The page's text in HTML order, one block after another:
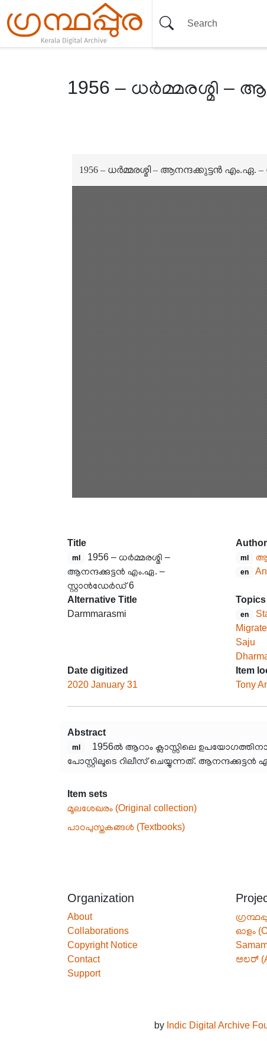
1956 – ധർമ്മരശ്മി –
Title
ml
1956 – ധർമ്മരശ്മി –
ആനന്ദക്കുട്ടൻ എം.ഏ. –
സ്റ്റാൻഡേർഡ് 6
Author
ml
en
Alternative Title
Darmmarasmi
Topics
en
Saju
Date digitized
2020 January 31
Item
Tony
Abstract
ml
1956ൽ ആറാം ക്ലാസ്സിലെ
പോസ്റ്റിലൂടെ റിലീസ് ചെയ്യുന്നത്. ആനന്ദക്കുട്ടൻ
Item sets
മൂലശേഖരം (Original collection)
പാഠപുസ്തകങ്ങൾ (Textbooks)
Organization
About
Collaborations
Copyright Notice
Contact
Support
ഓളം
ಅಲರ್
by Indic Digital Archive